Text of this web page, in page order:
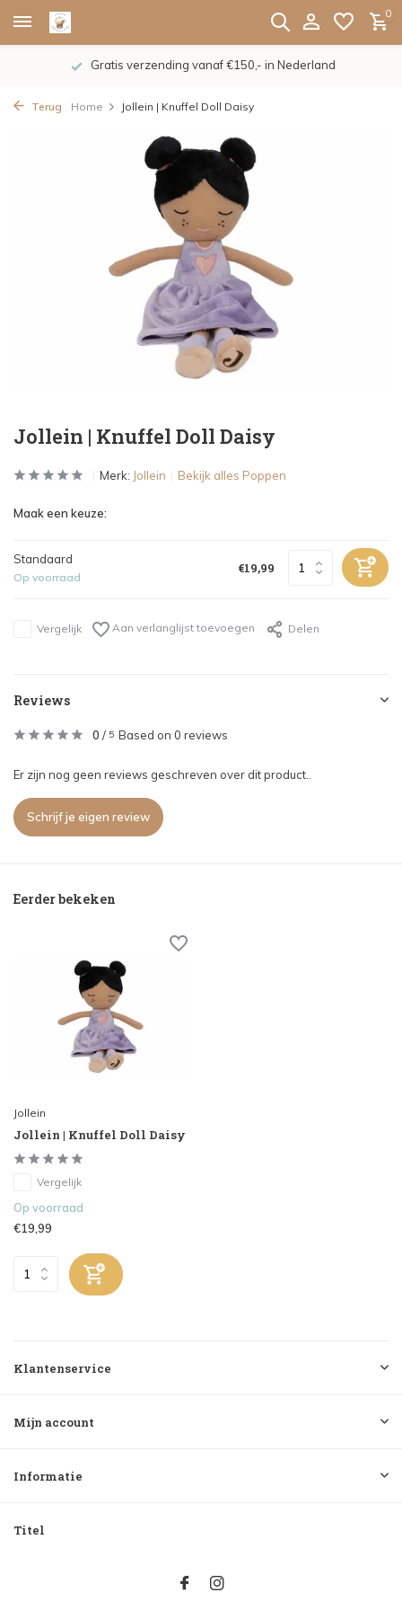
0
Gratis verzending vanaf €150,- in Nederland
Terug Home Jollein | Knuffel Doll Daisy
Jollein | Knuffel Doll Daisy
Merk: Jollein Bekijk alles Poppen
Maak een keuze:
Standaard
Op voorraad
€19,99
Vergelijk Aan verlanglijst toevoegen Delen
Reviews
0 / 5 Based on 0 reviews
Er zijn nog geen reviews geschreven over dit product..
Schrijf je eigen review
Eerder bekeken
Jollein
Jollein | Knuffel Doll Daisy
Vergelijk
Op voorraad
€19,99
Klantenservice
Mijn account
Informatie
Titel